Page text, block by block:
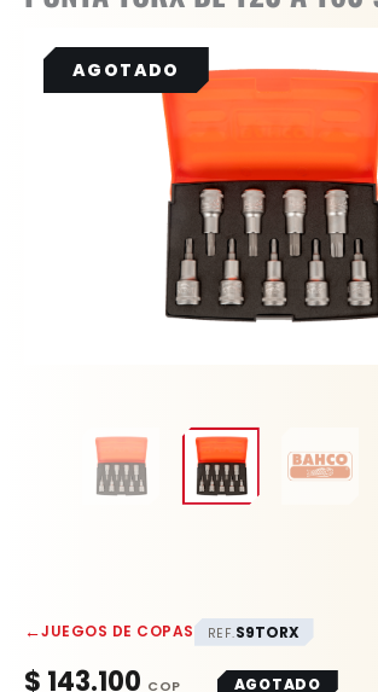
←JUEGOS DE COPAS REF.S9TORX
$ 143.100 AGOTADO